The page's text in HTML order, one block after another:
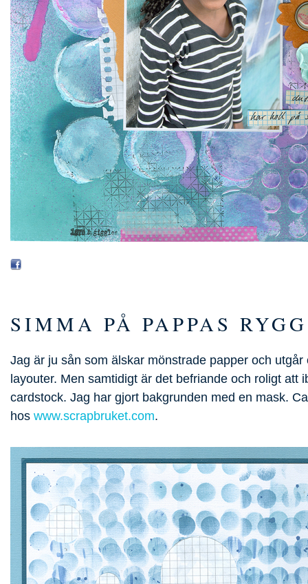
SIMMA PÅ PAPPAS RYGG
Jag är ju sån som älskar mönstrade papper och
layouter. Men samtidigt är det befriande och roligt att
cardstock. Jag har gjort bakgrunden med en mask.
hos www.scrapbruket.com.